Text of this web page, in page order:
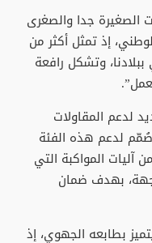
الصغيرة جدا والصغرى
إذ تمثل أكثر من
ببلادنا، وتشكل رافعة
لدعم المقاولات
لدعم هذه الفئة
آليات المواكبة التي
جهة، بهدف ضمان
بطابعه الجهوي، إذ